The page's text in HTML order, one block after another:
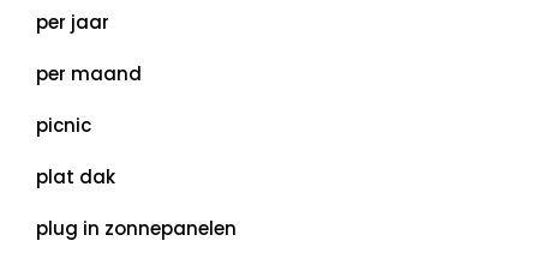
per jaar
per maand
picnic
plat dak
plug in zonnepanelen